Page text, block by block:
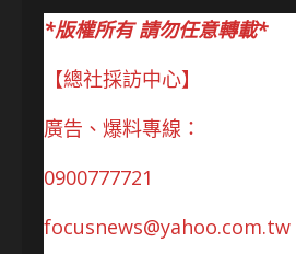
*版權所有 請勿任意轉載*
【總社採訪中心】
廣告、爆料專線：
0900777721
focusnews@yahoo.com.tw